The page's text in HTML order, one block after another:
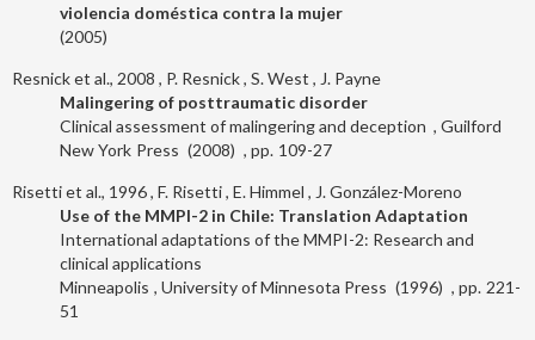
violencia doméstica contra la mujer
2005
Resnick et al., 2008 P. Resnick S. West
J. Payne
Malingering of posttraumatic disorder
Clinical assessment of malingering and deception
Guilford
Press
New York 2008 109-27
Risetti et al., 1996 F. Risetti E. Himmel
J. González-Moreno
Use of the MMPI-2 in Chile: Translation Adaptation
International adaptations of the MMPI-2: Research and
clinical applications
University of Minnesota Press
Minneapolis 1996
221-
51